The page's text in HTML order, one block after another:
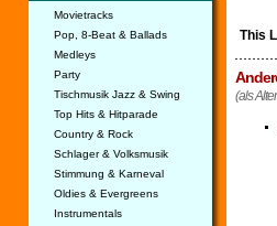
Movietracks
Pop, 8-Beat & Ballads
Medleys
Party
Tischmusik Jazz & Swing
Top Hits & Hitparade
Country & Rock
Schlager & Volksmusik
Stimmung & Karneval
Oldies & Evergreens
Instrumentals
This
(als